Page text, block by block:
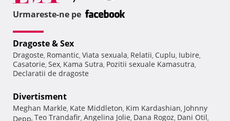
Urmareste-ne pe
Dragoste & Sex
Dragoste, Romantic, Viata sexuala, Relatii, Cuplu, Iubire,
Casatorie, Sex, Kama Sutra, Pozitii sexuale Kamasutra,
Declaratii de dragoste
Divertisment
Meghan Markle, Kate Middleton, Kim Kardashian, Johnny
Depp, Teo Trandafir, Angelina Jolie, Dana Rogoz, Dani Otil,